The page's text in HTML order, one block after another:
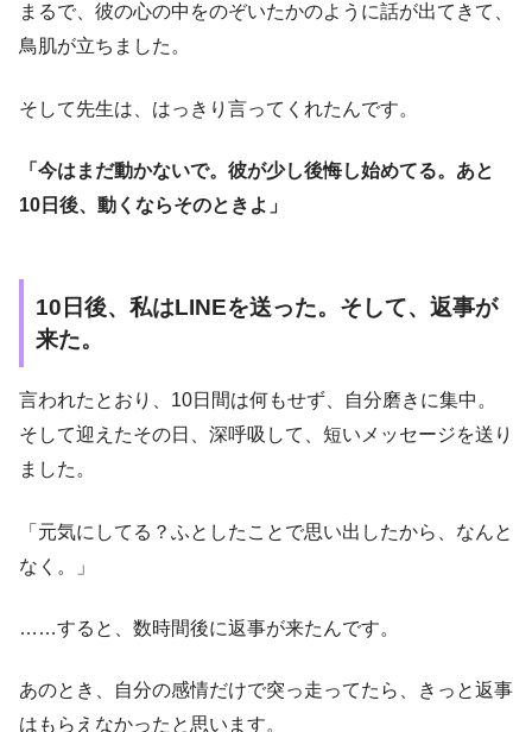
まるで、彼の心の中をのぞいたかのように話が出てきて、
鳥肌が立ちました。
そして先生は、はっきり言ってくれたんです。
「今はまだ動かないで。彼が少し後悔し始めてる。あと
10日後、動くならそのときよ」
10日後、私はLINEを送った。そして、返事が
来た。
言われたとおり、10日間は何もせず、自分磨きに集中。
そして迎えたその日、深呼吸して、短いメッセージを送り
ました。
「元気にしてる？ふとしたことで思い出したから、なんと
なく。」
……すると、数時間後に返事が来たんです。
あのとき、自分の感情だけで突っ走ってたら、きっと返事
はもらえなかったと思います。